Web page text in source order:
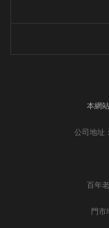
本網
公司地址
百年
門市